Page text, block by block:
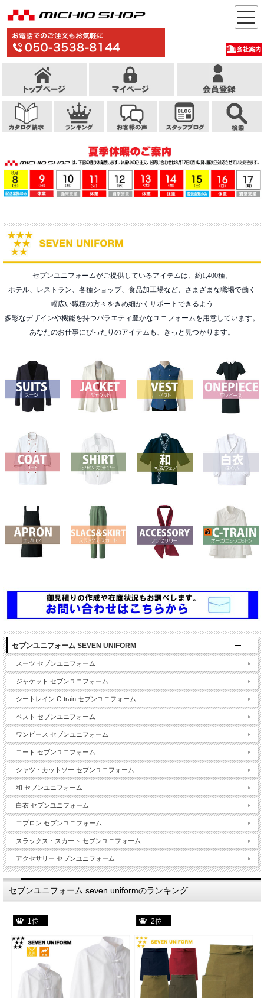
セブンユニフォームがご提供しているアイテムは、約1,400種。
ホテル、レストラン、各種ショップ、食品加工場など、さまざまな職場で働く
幅広い職種の方々をきめ細かくサポートできるよう
多彩なデザインや機能を持つバラエティ豊かなユニフォームを用意しています。
あなたのお仕事にぴったりのアイテムも、きっと見つかります。
セブンユニフォーム SEVEN UNIFORM
スーツ セブンユニフォーム
ジャケット セブンユニフォーム
シートレイン C-train セブンユニフォーム
ベスト セブンユニフォーム
ワンピース セブンユニフォーム
コート セブンユニフォーム
シャツ・カットソー セブンユニフォーム
和 セブンユニフォーム
白衣 セブンユニフォーム
エプロン セブンユニフォーム
スラックス・スカート セブンユニフォーム
アクセサリー セブンユニフォーム
セブンユニフォーム seven uniformのランキング
1位 2位